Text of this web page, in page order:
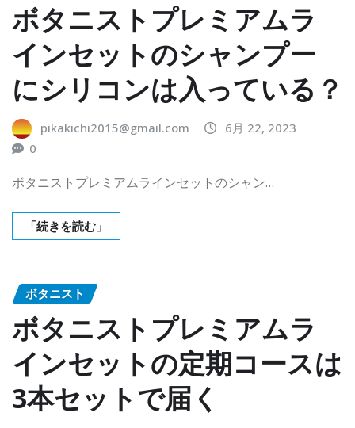
ボタニストプレミアムラ
インセットのシャンプー
にシリコンは入っている？
pikakichi2015@gmail.com
6月 22, 2023
0
ボタニストプレミアムラインセットのシャン…
「続きを読む」
ボタニスト
ボタニストプレミアムラ
インセットの定期コースは
3本セットで届く